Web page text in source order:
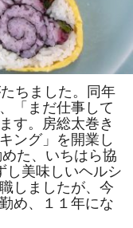
ちました。同年
「まだ仕事して
す。房総太巻き
ング」を開業し
た、いちはら協
し美味しいヘルシ
しましたが、今
め、１１年にな